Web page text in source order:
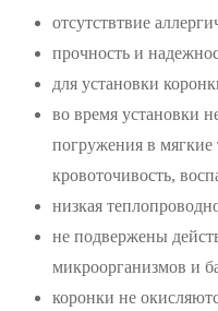
отсутствтвие
прочность и
для установки
во время установки
погружения в мягкие
кровоточивость,
низкая
не подвержены
микроорганизмов и
коронки не